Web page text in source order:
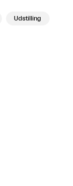
Udstilling